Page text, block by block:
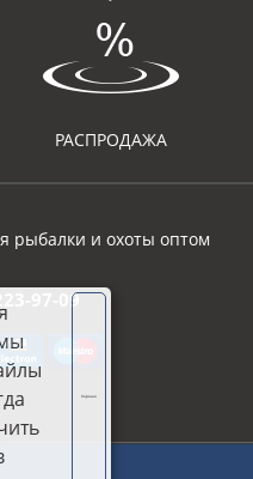
РАСПРОДАЖА
рыбалки и охоты оптом
97-09
Хорошо